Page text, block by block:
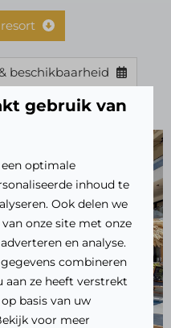
beschikbaarheid
gebruik van
optimale
inhoud te
Ook delen we
onze site met onze
en analyse.
combineren
ze heeft verstrekt
basis van uw
voor meer